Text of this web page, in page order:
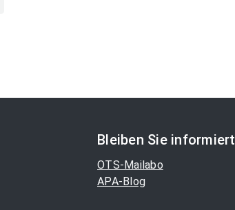
Bleiben Sie informiert
OTS-Mailabo
APA-Blog